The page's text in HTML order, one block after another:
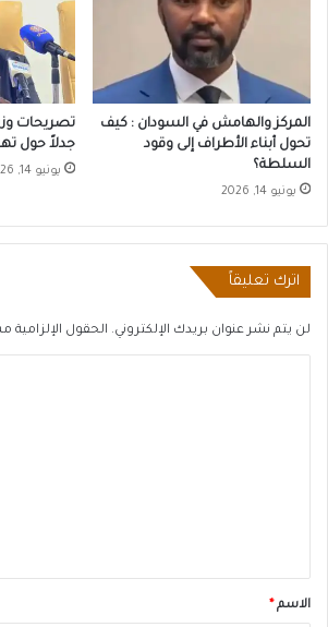
المركز والهامش في السودان : كيف
تحول أبناء الأطراف إلى وقود
السلطة؟
يونيو 14, 2026
تصريحات
جدلاً حول
يونيو 14, 2026
اترك تعليقاً
لن يتم نشر عنوان بريدك الإلكتروني. الحقول الإلزامية
*الاسم*